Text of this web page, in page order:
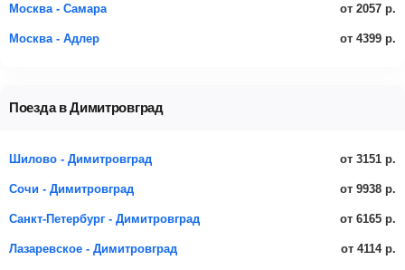
Москва - Самара от 2057 р.
Москва - Адлер от 4399 р.
Поезда в Димитровград
Шилово - Димитровград от 3151 р.
Сочи - Димитровград от 9938 р.
Санкт-Петербург - Димитровград от 6165 р.
Лазаревское - Димитровград от 4114 р.